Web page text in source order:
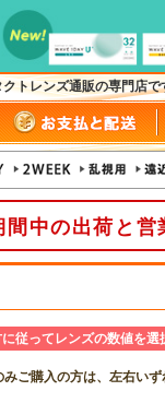
トレンズ通販の専門店
中の出荷と営
従ってレンズの数値を選
みご購入の方は、左右い